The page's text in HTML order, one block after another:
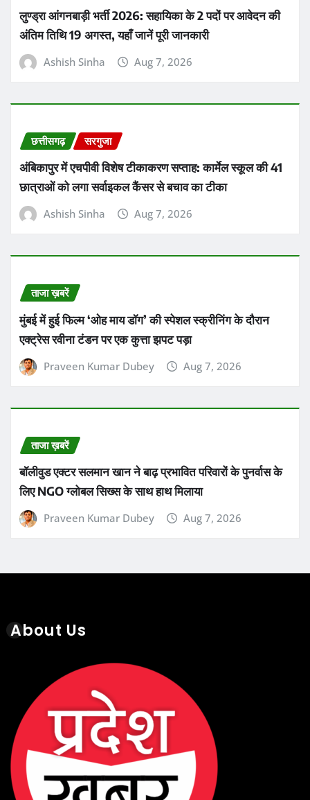
लुण्ड्रा आंगनबाड़ी भर्ती 2026: सहायिका के 2 पदों पर आवेदन की
अंतिम तिथि 19 अगस्त, यहाँ जानें पूरी जानकारी
Ashish Sinha Aug 7, 2026
छत्तीसगढ़ सरगुजा
अंबिकापुर में एचपीवी विशेष टीकाकरण सप्ताह: कार्मेल स्कूल की 41
छात्राओं को लगा सर्वाइकल कैंसर से बचाव का टीका
Ashish Sinha Aug 7, 2026
ताजा ख़बरें
मुंबई में हुई फिल्म ‘ओह माय डॉग’ की स्पेशल स्क्रीनिंग के दौरान
एक्ट्रेस रवीना टंडन पर एक कुत्ता झपट पड़ा
Praveen Kumar Dubey Aug 7, 2026
ताजा ख़बरें
बॉलीवुड एक्टर सलमान खान ने बाढ़ प्रभावित परिवारों के पुनर्वास के
लिए NGO ग्लोबल सिख्स के साथ हाथ मिलाया
Praveen Kumar Dubey Aug 7, 2026
About Us